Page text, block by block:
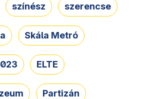
színész szerencse
Skála Metró
ELTE
Partizán